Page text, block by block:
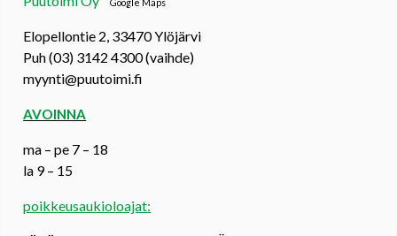
Elopellontie 2, 33470 Ylöjärvi
Puh (03) 3142 4300 (vaihde)
myynti@puutoimi.fi
AVOINNA
ma – pe 7 – 18
la 9 – 15
poikkeusaukioloajat: